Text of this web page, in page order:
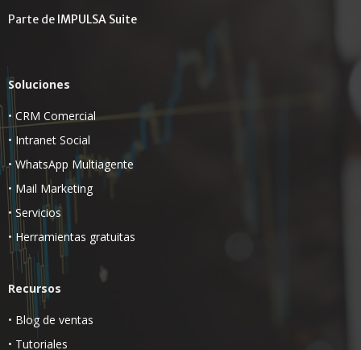
Parte de IMPULSA Suite
Soluciones
•CRM Comercial
• Intranet Social
• WhatsApp Multiagente
• Mail Marketing
• Servicios
• Herramientas gratuitas
Recursos
• Blog de ventas
• Tutoriales